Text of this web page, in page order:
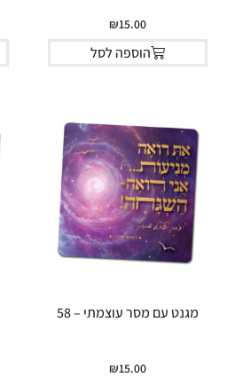
₪15.00
הוספה לסל
מגנט עם מסר עוצמתי – 58
₪15.00